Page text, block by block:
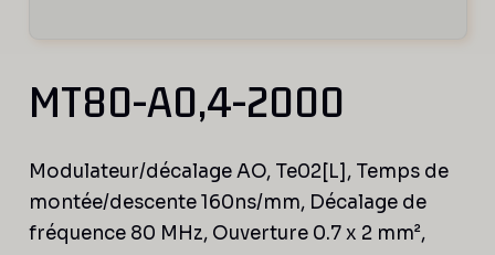
MT80-A0,4-2000
Modulateur/décalage AO, Te02[L], Temps de
montée/descente 160ns/mm, Décalage de
fréquence 80 MHz, Ouverture 0.7 x 2 mm²,